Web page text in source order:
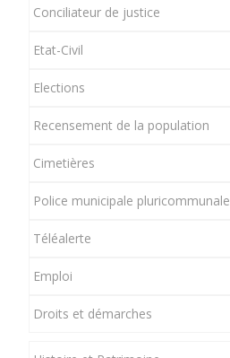
Conciliateur de justice
Etat-Civil
Elections
Recensement de la population
Cimetières
Police municipale pluricommunale
Téléalerte
Emploi
Droits et démarches